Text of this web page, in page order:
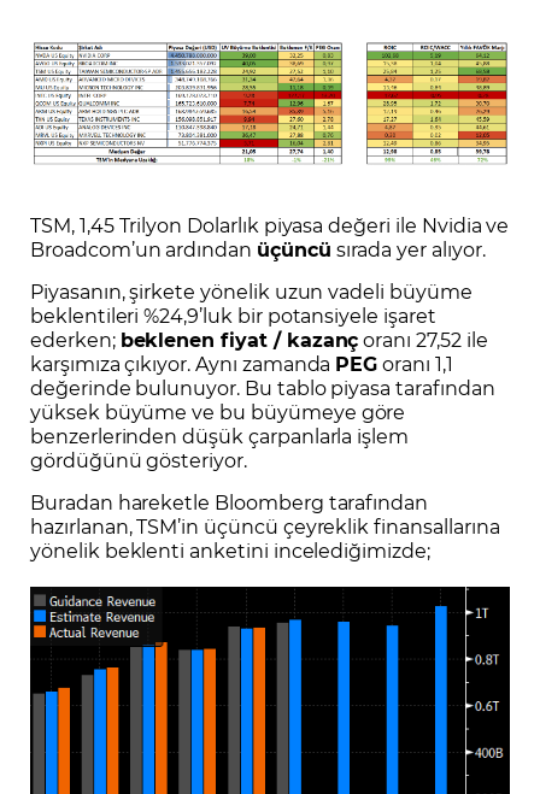
TSM, 1,45 Trilyon Dolarlık piyasa değeri ile Nvidia ve
Broadcom’un ardından üçüncü sırada yer alıyor.
Piyasanın, şirkete yönelik uzun vadeli büyüme
beklentileri %24,9’luk bir potansiyele işaret
ederken; beklenen fiyat / kazançoranı 27,52 ile
karşımıza çıkıyor. Aynı zamanda PEGoranı 1,1
değerinde bulunuyor. Bu tablo piyasa tarafından
yüksek büyüme ve bu büyümeye göre
benzerlerinden düşük çarpanlarla işlem
gördüğünü gösteriyor.
Buradan hareketle Bloomberg tarafından
hazırlanan, TSM’in üçüncü çeyreklik finansallarına
yönelik beklenti anketini incelediğimizde;